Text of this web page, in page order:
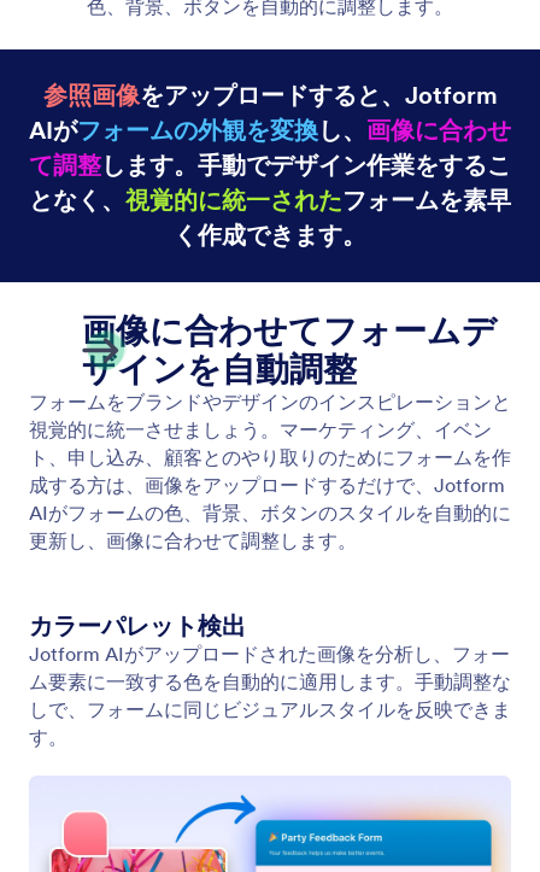
フォームの外観をデザイン
希望するスタイルを説明すると、Jotform AIが自動
的に色とフォントを更新し、ブランドに完璧にマッ
フォームのテーマとレイアウトをスタイリング
Jotform AIにフォームの見た目を伝えるだけで、レ